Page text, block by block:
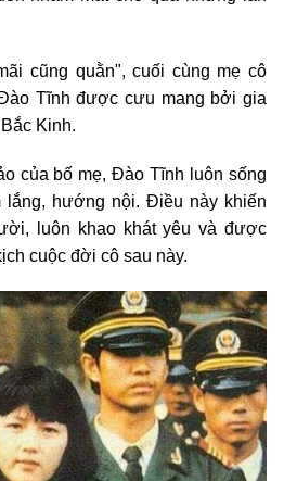
cũng quằn", cuối cùng mẹ cô
Tĩnh được cưu mang bởi gia
Kinh.
của bố mẹ, Đào Tĩnh luôn sống
lắng, hướng nội. Điều này khiến
luôn khao khát yêu và được
cuộc đời cô sau này.